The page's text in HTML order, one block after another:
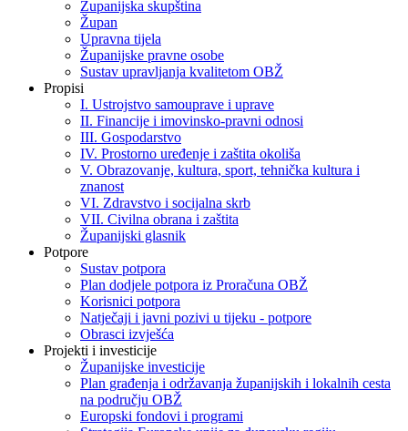
Županijska skupština
Župan
Upravna tijela
Županijske pravne osobe
Sustav upravljanja kvalitetom OBŽ
Propisi
I. Ustrojstvo samouprave i uprave
II. Financije i imovinsko-pravni odnosi
III. Gospodarstvo
IV. Prostorno uređenje i zaštita okoliša
V. Obrazovanje, kultura, sport, tehnička kultura i
znanost
VI. Zdravstvo i socijalna skrb
VII. Civilna obrana i zaštita
Županijski glasnik
Potpore
Sustav potpora
Plan dodjele potpora iz Proračuna OBŽ
Korisnici potpora
Natječaji i javni pozivi u tijeku - potpore
Obrasci izvješća
Projekti i investicije
Županijske investicije
Plan građenja i održavanja županijskih i lokalnih cesta
na području OBŽ
Europski fondovi i programi